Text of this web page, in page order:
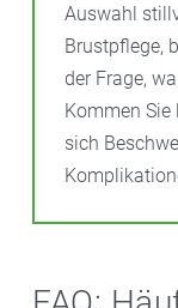
Auswahl
Brustpflege,
der Frage,
Kommen Sie
sich